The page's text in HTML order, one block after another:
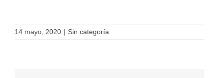
14 mayo, 2020 | Sin categoría